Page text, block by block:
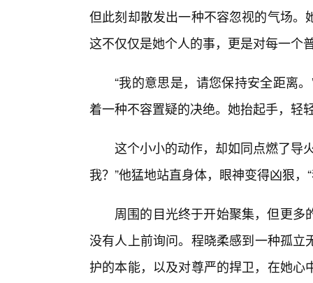
但此刻却散发出一种不容忽视的气场
这不仅仅是她个人的事，更是对每一个
“我的意思是，请您保持安全距离
着一种不容置疑的决绝。她抬起手，轻
这个小小的动作，却如同点燃了导
我？”他猛地站直身体，眼神变得凶狠，
周围的目光终于开始聚集，但更
没有人上前询问。程晓柔感到一种孤
护的本能，以及对尊严的捍卫，在她